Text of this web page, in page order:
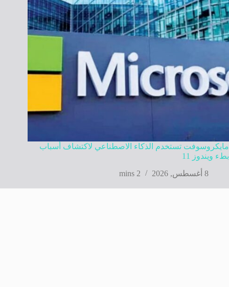
مايكروسوفت تستخدم الذكاء الاصطناعي لاكتشاف أسباب
بطء ويندوز 11
8 أغسطس, 2026
2 mins